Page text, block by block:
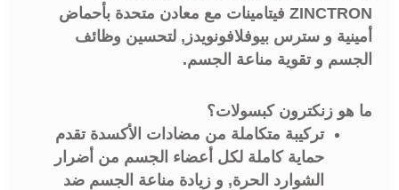
ZINCTRON فيتامينات مع معادن متحدة بأحماض
أمينية و سترس بيوفلافونويدز, لتحسين وظائف
الجسم و تقوية مناعة الجسم.
ما هو زنكترون كبسولات؟
تركيبة متكاملة من مضادات الأكسدة تقدم
حماية كاملة لكل أعضاء الجسم من أضرار
الشوارد الحرة, و زيادة مناعة الجسم ضد